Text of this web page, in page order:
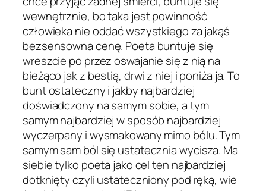
wewnętrznie, bo taka jest powinność
człowieka nie oddać wszystkiego za jakąś
bezsensowna cenę. Poeta buntuje się
wreszcie po przez oswajanie się z nią na
bieżąco jak z bestią, drwi z niej i poniża ja. To
bunt ostateczny i jakby najbardziej
doświadczony na samym sobie, a tym
samym najbardziej w sposób najbardziej
wyczerpany i wysmakowany mimo bólu. Tym
samym sam ból się ustatecznia wycisza. Ma
siebie tylko poeta jako cel ten najbardziej
dotknięty czyli ustateczniony pod ręką, wie